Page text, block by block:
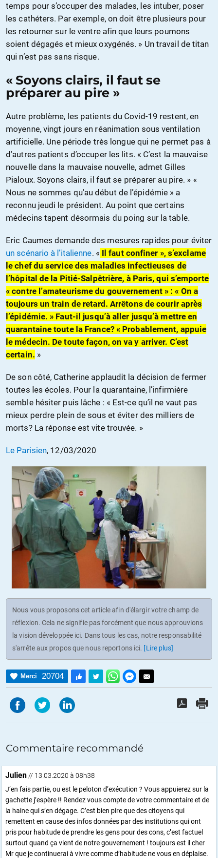
temps pour s’occuper des malades, les intuber, poser
les cathéters. Par exemple, on doit être plusieurs pour
les retourner sur le ventre afin que leurs poumons
soient dégagés et mieux oxygénés. » Un travail de titan
qui n’est pas sans risque.
« Soyons clairs, il faut se
préparer au pire »
Autre problème, les patients du Covid-19 restent, en
moyenne, vingt jours en réanimation sous ventilation
artificielle. Une période très longue qui ne permet pas à
d’autres patients d’occuper les lits. « C’est la mauvaise
nouvelle dans la mauvaise nouvelle, admet Gilles
Pialoux. Soyons clairs, il faut se préparer au pire. » «
Nous ne sommes qu’au début de l’épidémie » a
reconnu jeudi le président. Au point que certains
médecins tapent désormais du poing sur la table.
Eric Caumes demande des mesures rapides pour éviter
un scénario à l’italienne. « Il faut confiner », s’exclame
le chef du service des maladies infectieuses de
l’hôpital de la Pitié-Salpêtrière, à Paris, qui s’emporte
« contre l’amateurisme du gouvernement » : « On a
toujours un train de retard. Arrêtons de courir après
l’épidémie. » Faut-il jusqu’à aller jusqu’à mettre en
quarantaine toute la France? « Probablement, appuie
le médecin. De toute façon, on va y arriver. C’est
certain. »
De son côté, Catherine applaudit la décision de fermer
toutes les écoles. Pour la quarantaine, l’infirmière
semble hésiter puis lâche : « Est-ce qu’il ne vaut pas
mieux perdre plein de sous et éviter des milliers de
morts? La réponse est vite trouvée. »
Le Parisien, 12/03/2020
Nous vous proposons cet article afin d'élargir votre champ de
réflexion. Cela ne signifie pas forcément que nous approuvions
la vision développée ici. Dans tous les cas, notre responsabilité
s'arrête aux propos que nous reportons ici. [Lire plus]
Merci 20704
Commentaire recommandé
Julien // 13.03.2020 à 08h38
J’en fais partie, ou est le peloton d’exécution ? Vous appuierez sur la
gachette j’espère !! Rendez vous compte de votre commentaire et de
la haine qui s’en dégage. C’est bien pire que des citoyens qui
remettent en cause des infos données par des institutions qui ont
pris pour habitude de prendre les gens pour des cons, c’est factuel
surtout quand ça vient de notre gouvernement ! toujours est il cher
Mr que je continuerai à vivre comme d’habitude ne vous en déplaise.